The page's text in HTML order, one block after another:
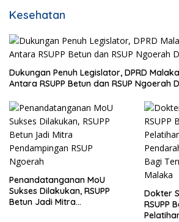
Kesehatan
Dukungan Penuh Legislator, DPRD
Antara RSUPP Betun dan RSUP Ngoerah
Penandatanganan MoU
Sukses Dilakukan, RSUPP
Betun Jadi Mitra
Dokter
RSUPP